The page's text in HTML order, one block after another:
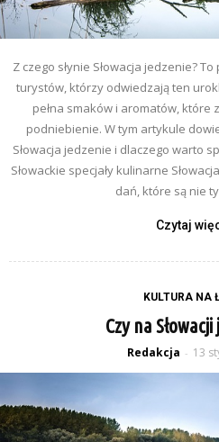
Z czego słynie Słowacja jedzenie?
turystów, którzy odwiedzają ten
pełna smaków i aromatów, które
podniebienie. W tym artykule
Słowacja jedzenie i dlaczego warto
Słowackie specjały kulinarne
dań, które są nie
Czytaj
KULTURA NA
Czy na
Redakcja - 13